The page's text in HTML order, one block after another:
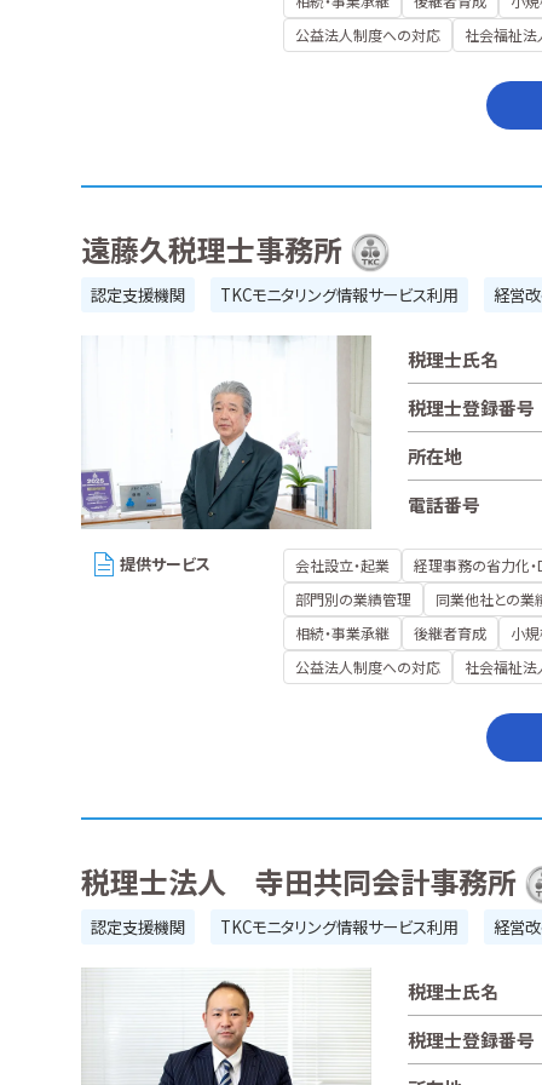
公益法人制度への対応
社会福祉
遠藤久税理士事務所
認定支援機関 TKCモニタリング情報サービス利用 経営
税理士氏名
税理士登録番号
所在地
電話番号
提供サービス 会社設立・起業
経理事務の省力化・
部門別の業績管理
同業他社との業
相続・事業承継
後継者育成
小
公益法人制度への対応
社会福祉
税理士法人 寺田共同会計事務所
認定支援機関 TKCモニタリング情報サービス利用 経営
税理士氏名
税理士登録番号